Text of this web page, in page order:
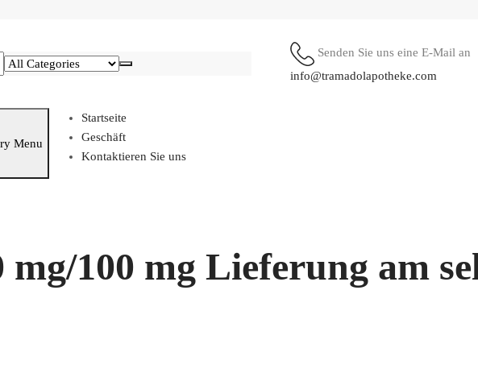
Senden Sie uns eine E-Mail an
info@tramadolapotheke.com
Menu
Startseite
Geschäft
Kontaktieren Sie uns
100 mg Lieferung am